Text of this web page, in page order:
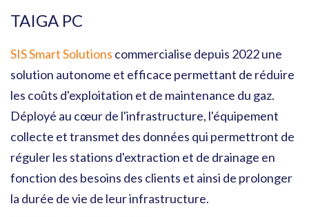
TAIGA PC
SIS Smart Solutions commercialise depuis 2022 une
solution autonome et efficace permettant de réduire
les coûts d'exploitation et de maintenance du gaz.
Déployé au cœur de l'infrastructure, l'équipement
collecte et transmet des données qui permettront de
réguler les stations d'extraction et de drainage en
fonction des besoins des clients et ainsi de prolonger
la durée de vie de leur infrastructure.